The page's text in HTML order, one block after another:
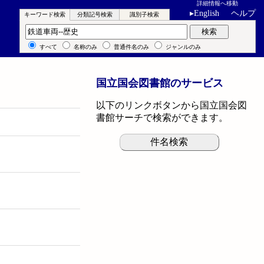
詳細情報へ移動
▸English ヘルプ
キーワード検索 分類記号検索 識別子検索
キーワード検索 検索
すべて 名称のみ 普通件名のみ ジャンルのみ
国立国会図書館のサービス
以下のリンクボタンから国立国会図
書館サーチで検索ができます。
件名検索